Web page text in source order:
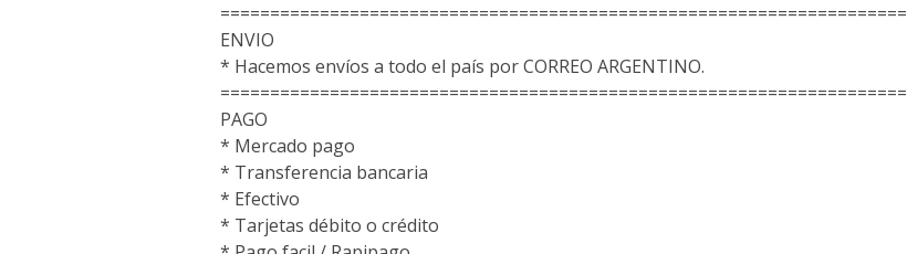
=====================================================================
ENVIO
* Hacemos envíos a todo el país por CORREO ARGENTINO.
=====================================================================
PAGO
* Mercado pago
* Transferencia bancaria
* Efectivo
* Tarjetas débito o crédito